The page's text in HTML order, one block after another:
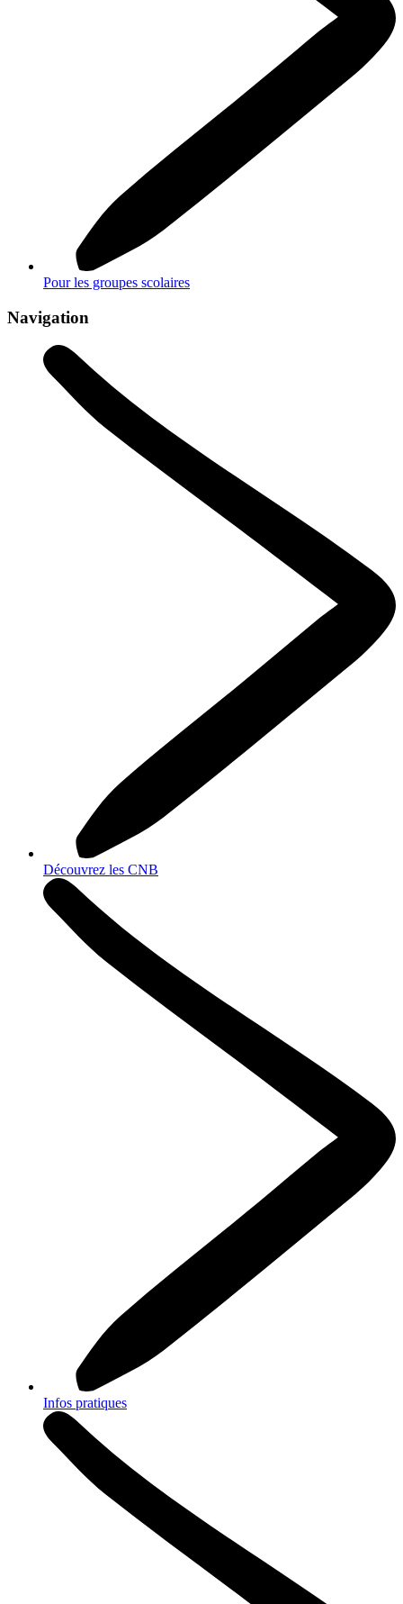
Pour les groupes scolaires
Navigation
Découvrez les CNB
Infos pratiques